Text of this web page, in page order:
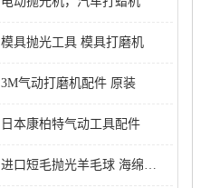
模具抛光工具 模具打磨机
3M气动打磨机配件 原装
日本康柏特气动工具配件
进口短毛抛光羊毛球 海绵抛光球